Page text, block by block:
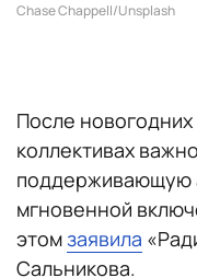
Chase Chappell/Unsplash
После
коллективах
поддерживающую
мгновенной
этомзаявила
Сальникова.